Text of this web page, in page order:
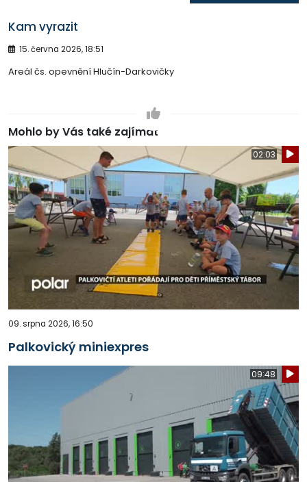
Kam vyrazit
15. června 2026, 18:51
Areál čs. opevnění Hlučín-Darkovičky
Mohlo by Vás také zajímat
02:03
09. srpna 2026, 16:50
Palkovický miniexpres
09:48